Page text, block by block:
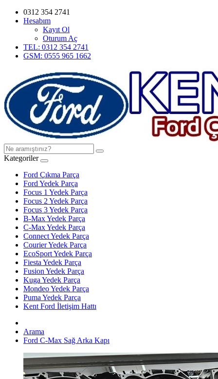
0312 354 2741
Hesabım
Kayıt Ol
Oturum Aç
TEL: 0312 354 2741
GSM: 0555 965 1662
Kategoriler
Ford Çıkma Parça
Ford Yedek Parça
Focus 1 Yedek Parça
Focus 2 Yedek Parça
Focus 3 Yedek Parça
B-Max Yedek Parça
C-Max Yedek Parça
Connect Yedek Parça
Courier Yedek Parça
EcoSport Yedek Parça
Fiesta Yedek Parça
Fusion Yedek Parça
Kuga Yedek Parça
Mondeo Yedek Parça
Puma Yedek Parça
Kent Ford İletişim Hattı
Arama
Ford C-Max Sağ Arka Kapı